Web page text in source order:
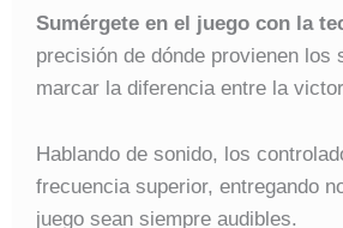
Sumérgete en el juego con la
precisión de dónde provienen los
marcar la diferencia entre la
Hablando de sonido, los
frecuencia superior, entregando
juego sean siempre audibles.